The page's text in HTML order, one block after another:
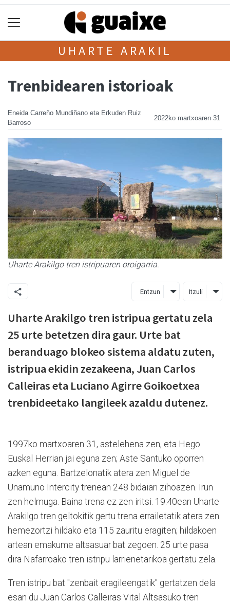
UHARTE ARAKIL
Trenbidearen istorioak
Eneida Carreño Mundiñano eta Erkuden Ruiz
Barroso
2022ko martxoaren 31
Uharte Arakilgo tren istripuaren oroigarria.
Entzun Itzuli
Uharte Arakilgo tren istripua gertatu zela
25 urte betetzen dira gaur. Urte bat
beranduago blokeo sistema aldatu zuten,
istripua ekidin zezakeena, Juan Carlos
Calleiras eta Luciano Agirre Goikoetxea
trenbideetako langileek azaldu dutenez.
1997ko martxoaren 31, astelehena zen, eta Hego
Euskal Herrian jai eguna zen; Aste Santuko oporren
azken eguna. Bartzelonatik atera zen Miguel de
Unamuno Intercity trenean 248 bidaiari zihoazen. Irun
zen helmuga. Baina trena ez zen iritsi. 19:40ean Uharte
Arakilgo tren geltokitik gertu trena errailetatik atera zen
hemezortzi hildako eta 115 zauritu eragiten; hildakoen
artean emakume altsasuar bat zegoen. 25 urte pasa
dira Nafarroako tren istripu larrienetarikoa gertatu zela.
Tren istripu bat "zenbait eragileengatik" gertatzen dela
esan du Juan Carlos Calleiras Vital Altsasuko tren